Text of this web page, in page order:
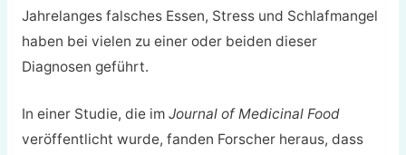
Jahrelanges falsches Essen, Stress und Schlafmangel
haben bei vielen zu einer oder beiden dieser
Diagnosen geführt.
In einer Studie, die im Journal of Medicinal Food
veröffentlicht wurde, fanden Forscher heraus, dass